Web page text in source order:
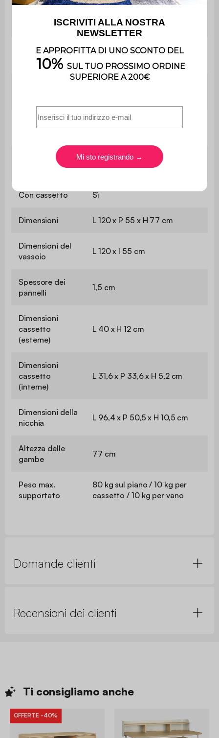
65 cm
Spessore del
ripiano
1,5 cm
Peso massimo
170 kg
portaoggetti
Con cassetto Sì
Dimensioni L 120 x P 55 x H 77 cm
Dimensioni del
vassoio
L 120 x l 55 cm
Spessore dei
pannelli
1,5 cm
Dimensioni
cassetto
(esterne)
L 40 x H 12 cm
Dimensioni
cassetto
(interne)
L 31,6 x P 33,6 x H 5,2 cm
Dimensioni della
nicchia
L 96,4 x P 50,5 x H 10,5 cm
Altezza delle
gambe
77 cm
Peso max.
supportato
80 kg sul piano / 10 kg per
cassetto / 10 kg per vano
Domande clienti
Recensioni dei clienti
Ti consigliamo anche
OFFERTE -40%